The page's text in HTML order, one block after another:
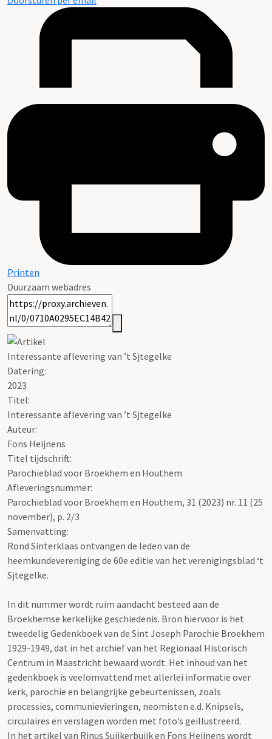
Printen
Duurzaam webadres
Interessante aflevering van ’t Sjtegelke
Datering:
2023
Titel:
Interessante aflevering van ’t Sjtegelke
Auteur:
Fons Heijnens
Titel tijdschrift:
Parochieblad voor Broekhem en Houthem
Afleveringsnummer:
Parochieblad voor Broekhem en Houthem, 31 (2023) nr. 11 (25
november), p. 2/3
Samenvatting:
Rond Sinterklaas ontvangen de leden van de
heemkundevereniging de 60e editie van het verenigingsblad ‘t
Sjtegelke.
In dit nummer wordt ruim aandacht besteed aan de
Broekhemse kerkelijke geschiedenis. Bron hiervoor is het
tweedelig Gedenkboek van de Sint Joseph Parochie Broekhem
1929-1949, dat in het archief van het Regionaal Historisch
Centrum in Maastricht bewaard wordt. Het inhoud van het
gedenkboek is veelomvattend met allerlei informatie over
kerk, parochie en belangrijke gebeurtenissen, zoals
processies, communievieringen, neomisten e.d. Knipsels,
circulaires en verslagen worden met foto’s geïllustreerd.
In het artikel van Rinus Suijkerbuijk en Fons Heijnens wordt